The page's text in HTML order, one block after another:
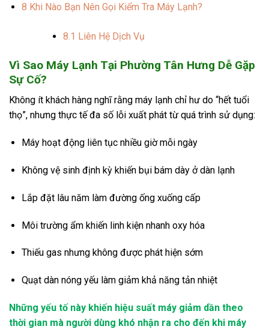
8 Khi Nào Bạn Nên Gọi Kiểm Tra Máy Lạnh?
8.1 Liên Hệ Dịch Vụ
Vì Sao Máy Lạnh Tại Phường Tân Hưng Dễ Gặp
Sự Cố?
Không ít khách hàng nghĩ rằng máy lạnh chỉ hư do “hết tuổi
thọ”, nhưng thực tế đa số lỗi xuất phát từ quá trình sử dụng:
Máy hoạt động liên tục nhiều giờ mỗi ngày
Không vệ sinh định kỳ khiến bụi bám dày ở dàn lạnh
Lắp đặt lâu năm làm đường ống xuống cấp
Môi trường ẩm khiến linh kiện nhanh oxy hóa
Thiếu gas nhưng không được phát hiện sớm
Quạt dàn nóng yếu làm giảm khả năng tản nhiệt
Những yếu tố này khiến hiệu suất máy giảm dần theo
thời gian mà người dùng khó nhận ra cho đến khi máy